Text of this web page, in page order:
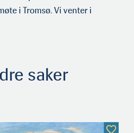
i Tromsø. Vi venter i
saker